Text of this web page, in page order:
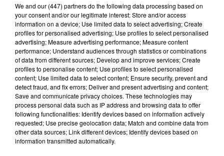
de ses utilisateurs européens peuvent être consultées par
le personnel de plusieurs pays, à l'instar de la Chine, depuis
le 2 décembre derniier. Les données des internautes en
Europe utilisant l’application, sont donc désormais
accessibles pour "certains employés de notre groupe situés
au Brésil, au Canada, en Chine, en Israël, au Japon, en
Malaisie, aux Philippines, à Singapour, en Corée du Sud et
aux Etats-Unis",comme l'a déjà expliqué Elaine Fox,
responsable de la protection de la vie privée pour TikTok en
Europe dans un communiqué.
Quoiqu'il en soit, TikTok, qui compte désormais150 millions
d'utilisateurs actifs mensuels en Europe
We and our (447) partnersdo the following data processing based on
your consent and/or our legitimate interest: Store and/or access
information on a device; Use limited data to select advertising; Create
profiles for personalised advertising; Use profiles to select personalised
advertising; Measure advertising performance; Measure content
performance; Understand audiences through statistics or combinations
of data from different sources; Develop and improve services; Create
profiles to personalise content; Use profiles to select personalised
content; Use limited data to select content; Ensure security, prevent and
detect fraud, and fix errors; Deliver and present advertising and content;
Save and communicate privacy choices. These technologies may
process personal data such as IP address and browsing data to offer
following functionalities: Identify devices based on information actively
requested; Use precise geolocation data; Match and combine data from
other data sources; Link different devices; Identify devices based on
information transmitted automatically.